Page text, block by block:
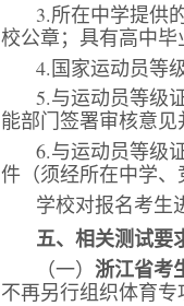
3.所在中学提供
校公章；具有高中
4.国家运动员等
5.与运动员等级
能部门签署审核意
6.与运动员等级
件（须经所在中学
学校对报名考生
五、相关测试要
（一） 浙江省考
不再另行组织体育专